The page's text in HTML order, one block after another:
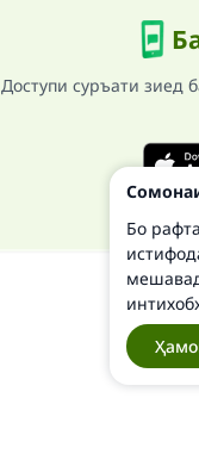
Доступи суръати зиед
Бо